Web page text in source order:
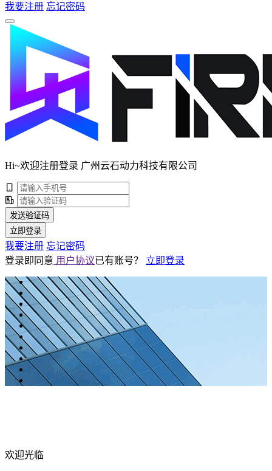
我要注册 忘记密码
Hi~欢迎注册登录 广州云石动力科技有限公司
发送验证码
立即登录
我要注册 忘记密码
登录即同意 用户协议已有账号？ 立即登录
欢迎光临